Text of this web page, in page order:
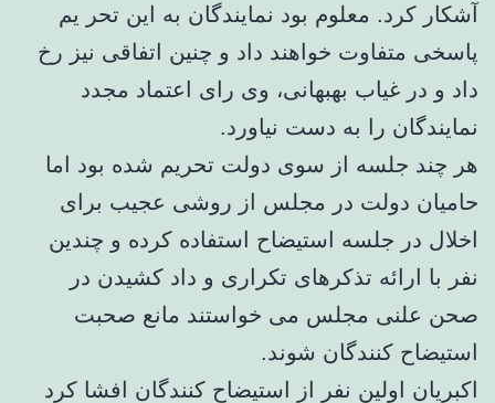
آشکار کرد. معلوم بود نمایندگان به این تحر یم
پاسخی متفاوت خواهند داد و چنین اتفاقی نیز رخ
داد و در غیاب بهبهانی، وی رای اعتماد مجدد
نمایندگان را به دست نیاورد.
هر چند جلسه از سوی دولت تحریم شده بود اما
حامیان دولت در مجلس از روشی عجیب برای
اخلال در جلسه استیضاح استفاده کرده و چندین
نفر با ارائه تذکرهای تکراری و داد کشیدن در
صحن علنی مجلس می خواستند مانع صحبت
استیضاح کنندگان شوند.
اکبریان اولین نفر از استیضاح کنندگان افشا کرد